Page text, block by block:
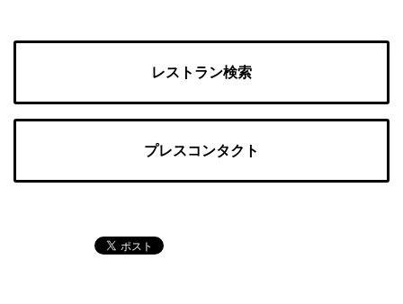
レストラン検索
プレスコンタクト